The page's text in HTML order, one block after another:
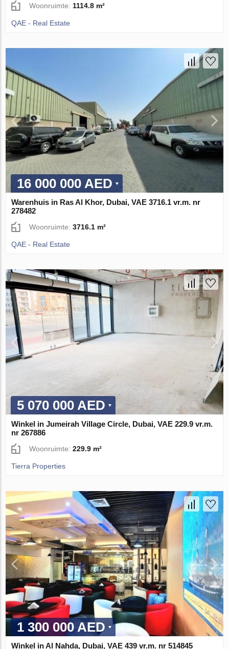
Woonruimte: 1114.8 m²
QAE - Real Estate
16 000 000 AED
Warenhuis in Ras Al Khor, Dubai, VAE 3716.1 vr.m. nr
278482
Woonruimte:3716.1 m²
QAE - Real Estate
5 070 000 AED
Winkel in Jumeirah Village Circle, Dubai, VAE 229.9 vr.m.
nr 267886
Woonruimte:229.9 m²
Tierra Properties
1 300 000 AED
Winkel in Al Nahda, Dubai, VAE 439 vr.m. nr 514845